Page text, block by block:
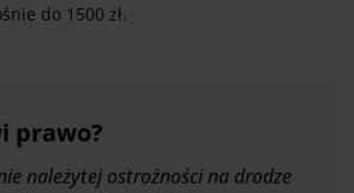
do 1500 zł.
prawo?
należytej ostrożności na drodze